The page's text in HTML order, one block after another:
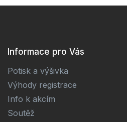
Informace pro Vás
Potisk a výšivka
Výhody registrace
Info k akcím
Soutěž